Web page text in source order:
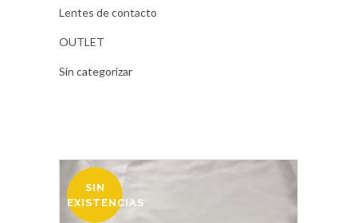
Lentes de contacto
OUTLET
Sin categorizar
OFERTA
SIN
EXISTENCIAS